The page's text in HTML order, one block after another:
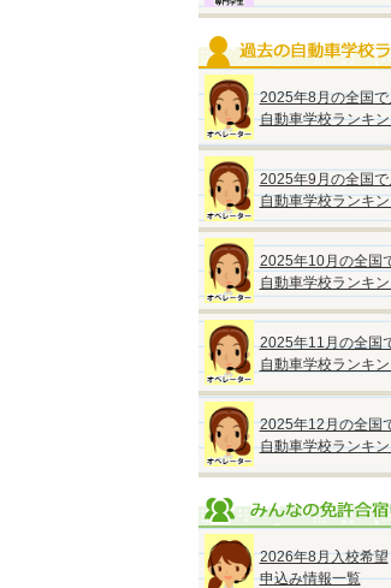
2025年8月の全国で
自動車学校ランキ
2025年9月の全国で
自動車学校ランキ
2025年10月の全国
自動車学校ランキ
2025年11月の全国
自動車学校ランキ
2025年12月の全国
自動車学校ランキ
2026年8月入校希望
申込み情報一覧